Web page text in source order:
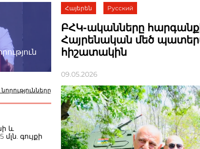
նորությունները
և
գույքի
Հայերեն Русский
ԲՀԿ-ականները
Հայրենական մեծ
հիշատակին
09.05.2026